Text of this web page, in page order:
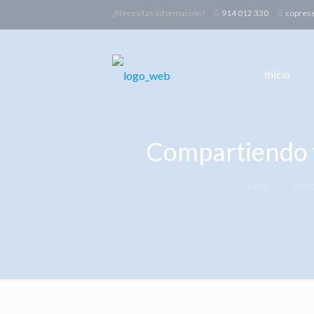
¿Necesitas información? 914 012 330
Inicio
Compartiendo